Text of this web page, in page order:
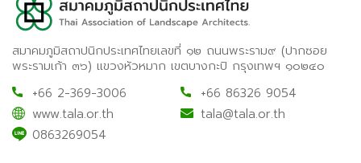
สมาคมภูมิสถาปนิกประเทศไทยเลขที่ ๑๒ ถนนพระราม๙ (ปากซอย
พระรามเก้า ๓๖) แขวงหัวหมาก เขตบางกะปิ กรุงเทพฯ ๑๐๒๔๐
+66 2-369-3006
+66 86326 9054
www.tala.or.th
tala@tala.or.th
0863269054